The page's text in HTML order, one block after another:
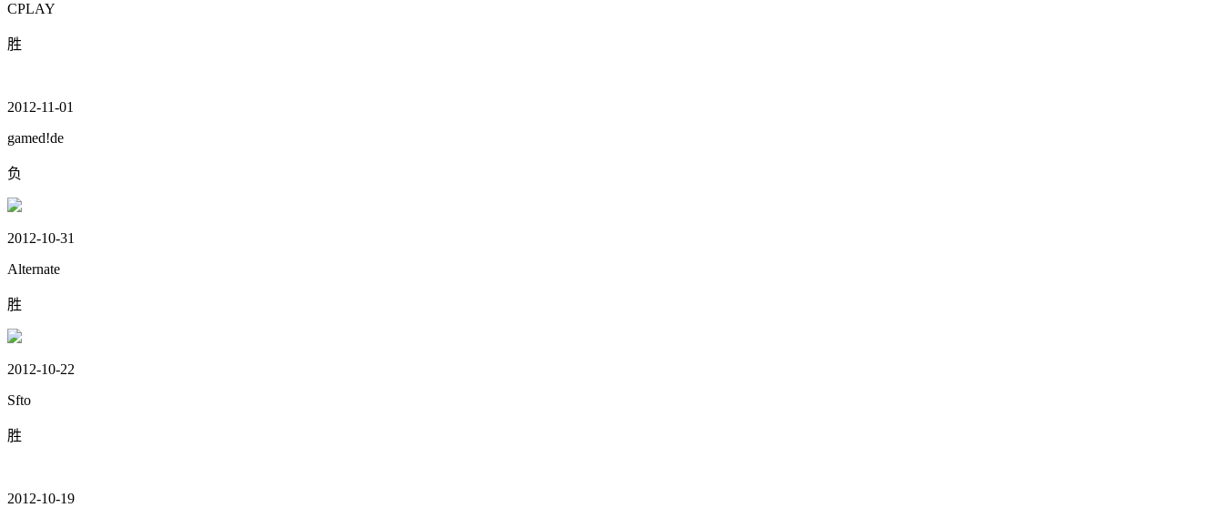
CPLAY
胜
2012-11-01
gamed!de
负
2012-10-31
Alternate
胜
2012-10-22
Sfto
胜
2012-10-19